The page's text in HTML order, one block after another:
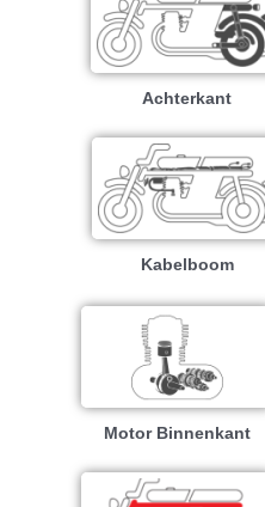
Achterkant
Kabelboom
Motor Binnenkant